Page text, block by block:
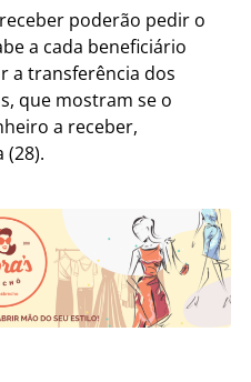
poderão pedir o
a cada beneficiário
a transferência dos
que mostram se o
a receber,
(28).